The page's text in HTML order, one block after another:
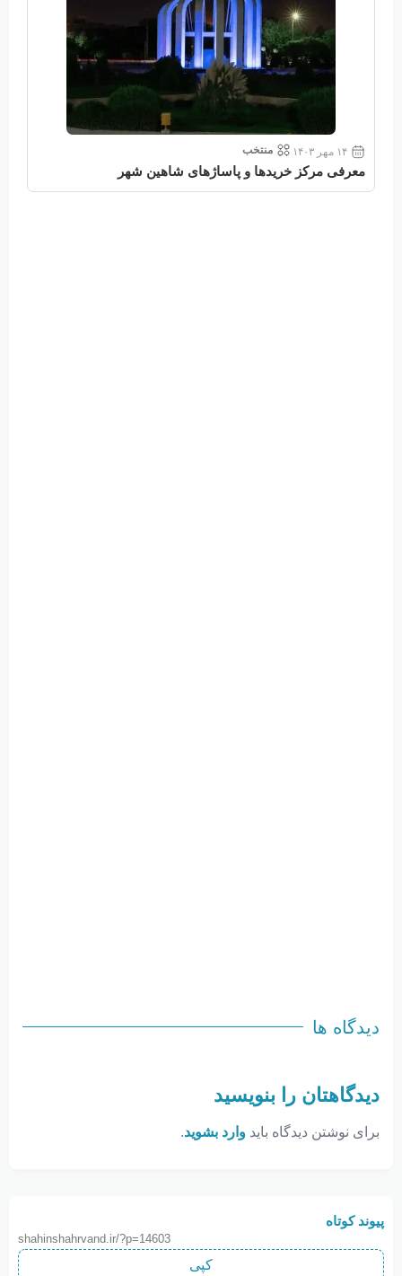
۱۴ مهر ۱۴۰۳ منتخب
معرفی مرکز خریدها و پاساژهای شاهین شهر
دیدگاه ها
دیدگاهتان را بنویسید
برای نوشتن دیدگاه باید وارد بشوید.
پیوند کوتاه
shahinshahrvand.ir/?p=14603
کپی